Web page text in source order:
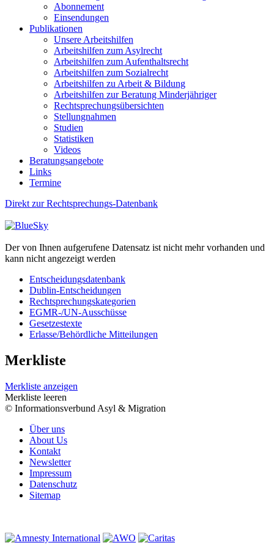
Abonnement
Einsendungen
Publikationen
Unsere Arbeitshilfen
Arbeitshilfen zum Asylrecht
Arbeitshilfen zum Aufenthaltsrecht
Arbeitshilfen zum Sozialrecht
Arbeitshilfen zu Arbeit & Bildung
Arbeitshilfen zur Beratung Minderjähriger
Rechtsprechungsübersichten
Stellungnahmen
Studien
Statistiken
Videos
Beratungsangebote
Links
Termine
Direkt zur Rechtsprechungs-Datenbank
Der von Ihnen aufgerufene Datensatz ist nicht mehr vorhanden und
kann nicht angezeigt werden
Entscheidungsdatenbank
Dublin-Entscheidungen
Rechtsprechungskategorien
EGMR-/UN-Ausschüsse
Gesetzestexte
Erlasse/Behördliche Mitteilungen
Merkliste
Merkliste anzeigen
Merkliste leeren
© Informationsverbund Asyl & Migration
Über uns
About Us
Kontakt
Newsletter
Impressum
Datenschutz
Sitemap